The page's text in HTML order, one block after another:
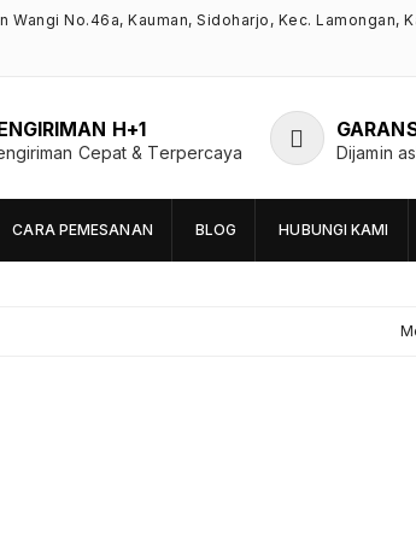
Wangi No.46a, Kauman, Sidoharjo, Kec. Lamongan,
H+1
Cepat & Terpercaya Dijamin
CARA PEMESANAN BLOG HUBUNGI KAMI